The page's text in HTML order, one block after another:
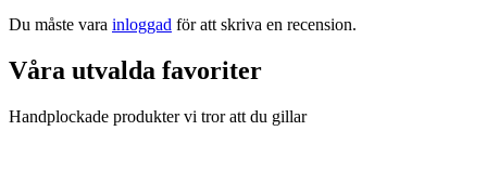
Du måste vara inloggad för att skriva en recension.
Våra utvalda favoriter
Handplockade produkter vi tror att du gillar